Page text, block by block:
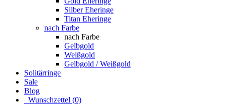
Silber Eheringe
Titan Eheringe
nach Farbe
nach Farbe
Gelbgold
Weißgold
Gelbgold / Weißgold
Solitärringe
Sale
Blog
Wunschzettel (0)